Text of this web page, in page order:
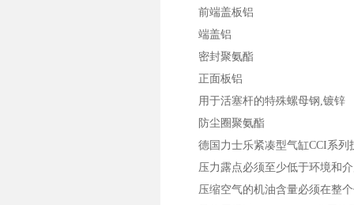
前端盖板铝
端盖铝
密封聚氨酯
正面板铝
用于活塞杆的特殊螺母钢,镀锌
防尘圈聚氨酯
德国力士乐紧凑型气缸CCI系列
压力露点必须至少低于环境和介
压缩空气的机油含量必须在整个